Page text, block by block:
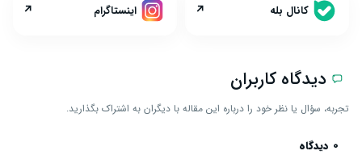
کانال بله ↗ اینستاگرام ↗
دیدگاه کاربران
تجربه، سؤال یا نظر خود را درباره این مقاله با دیگران به اشتراک بگذارید.
0 دیدگاه